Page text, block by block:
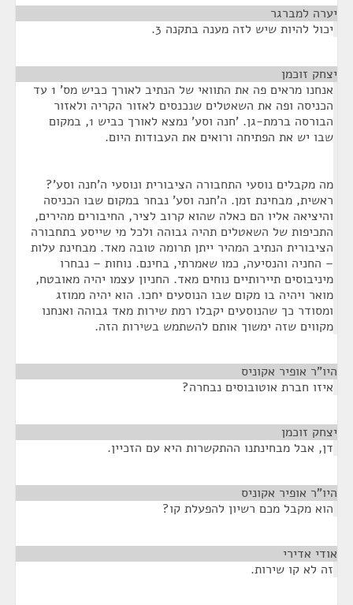
יערה למברגר
יכול להיות שיש לזה מענה בתקנה 3.
יצחק זוכמן
אנחנו מראים פה את התוואי של הנתיב לאורך כביש מס' 1 עד
הכניסה ופה את השאטלים שנכנסים לאזור הקריה ולאזור
הבורסה ברמת-גן. 'חנה וסע' נמצא לאורך כביש 1, במקום
שבו יש את הפתיחה ורואים את העבודות היום.
מה מקבלים נוסעי התחבורה הציבורית ונוסעי ה'חנה וסע'?
ראשית, מבחינת זמן. ה'חנה וסע' נבחר במקום שבו הכניסה
והיציאה אליו הם כאלה שהוא קרוב לציר, החיבורים מהירים,
התכיפות של השאטלים תהיה גבוהה ולכל מי שייסע בתחבורה
הציבורית הנתיב המהיר ייתן תרומה טובה מאד. מבחינת עלות
– החניה והנסיעה, כמו שאמרתי, בחינם. נוחות – נבחרו
מיניבוסים תיירותיים נוחים מאד. החניון עצמו יהיה מאובטח,
מואר ויהיה בו מקום שבו הנוסעים יחכו. הוא יהיה ממוזג
ומסודר כך שהנוסעים יקבלו רמת שירות מאד גבוהה ואנחנו
מקווים שזה ימשוך אותם להשתמש בשירות הזה.
היו"ר אופיר אקוניס
איזו חברת אוטובוסים נבחרה?
יצחק זוכמן
דן, אבל מבחינתנו ההתקשרות היא עם הזכיין.
היו"ר אופיר אקוניס
הוא מקבל מכם רשיון להפעלת קו?
אודי אדירי
זה לא קו שירות.